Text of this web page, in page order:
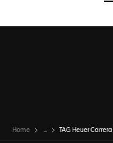
Home ... TAG Heuer